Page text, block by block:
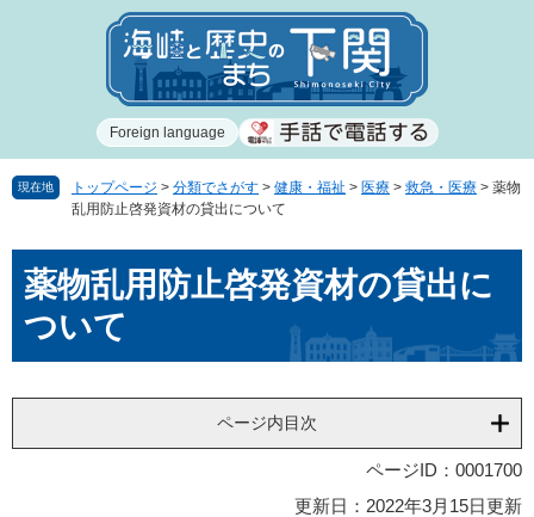
で
ば
Foreign language
現在地 トップページ > 分類でさがす > 健康・福祉 > 医療 > 救急・医療 > 薬物
乱用防止啓発資材の貸出について
文薬物乱用防止啓発資材の貸出に
ついて
ページ内目次
ページID：0001700
更新日：2022年3月15日更新